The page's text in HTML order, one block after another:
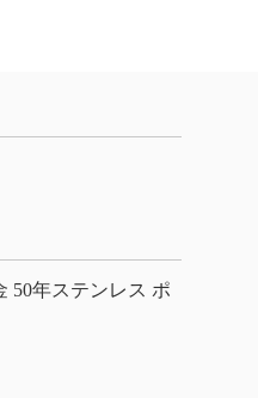
50年ステンレス ポ